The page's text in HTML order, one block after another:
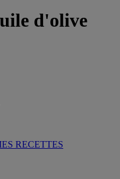
d'olive
RECETTES